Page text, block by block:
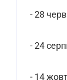
- 28
- 24
- 14